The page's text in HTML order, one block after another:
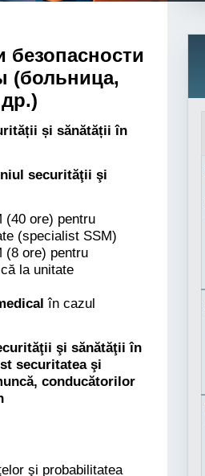
безопасности
(больница,
și sănătății în
securităţii şi
(40 ore) pentru
(specialist SSM)
(8 ore) pentru
la unitate
în cazul
şi sănătăţii în
securitatea şi
conducătorilor
şi probabilitatea